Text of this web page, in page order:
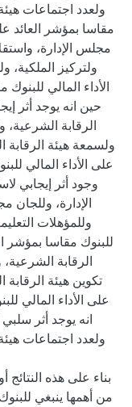
ولعدد اجتماعات
مقاسا بمؤشر
مجلس الإدارة،
ولتركيز الملكية،
الأداء المالي
حين انه يوجد أثر
الرقابة الشرعية،
ولسمعة هيئة الرقابة
على الأداء المالي
وجود أثر إيجابي
الإدارة، وللجان
وللمؤهلات
للبنوك مقاسا بمؤشر
الرقابة
تكوين هيئة الرقابة
على الأداء المالي
انه يوجد أثر
ولعدد اجتماعات
بناء على هذه
من أهمها ينبغي